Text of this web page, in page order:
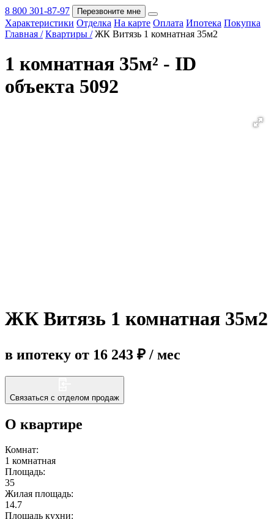
Покупка
8 800 301-87-97 Перезвоните мне
Характеристики Отделка На карте Оплата Ипотека Покупка
Главная / Квартиры / ЖК Витязь 1 комнатная 35м2
1 комнатная 35м² - ID
объекта 5092
ЖК Витязь 1 комнатная 35м2
в ипотеку от 16 243 ₽ / мес
Связаться с отделом продаж
О квартире
Комнат:
1 комнатная
Площадь:
35
Жилая площадь:
14.7
Площадь кухни: